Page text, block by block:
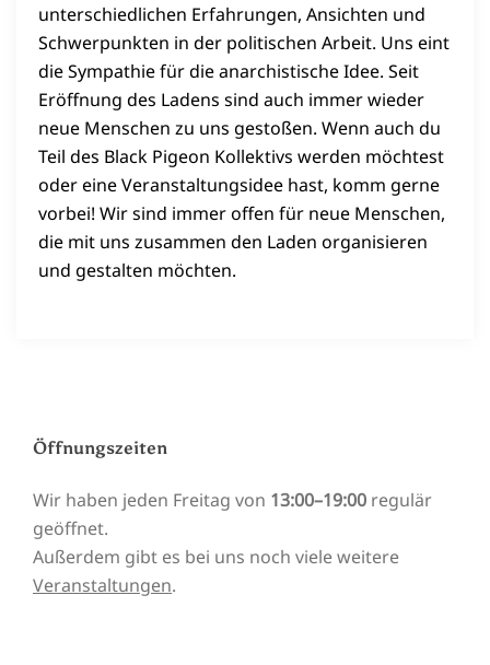
unterschiedlichen Erfahrungen, Ansichten und
Schwerpunkten in der politischen Arbeit. Uns eint
die Sympathie für die anarchistische Idee. Seit
Eröffnung des Ladens sind auch immer wieder
neue Menschen zu uns gestoßen. Wenn auch du
Teil des Black Pigeon Kollektivs werden möchtest
oder eine Veranstaltungsidee hast, komm gerne
vorbei! Wir sind immer offen für neue Menschen,
die mit uns zusammen den Laden organisieren
und gestalten möchten.
Öffnungszeiten
Wir haben jeden Freitag von 13:00–19:00 regulär
geöffnet.
Außerdem gibt es bei uns noch viele weitere
Veranstaltungen.